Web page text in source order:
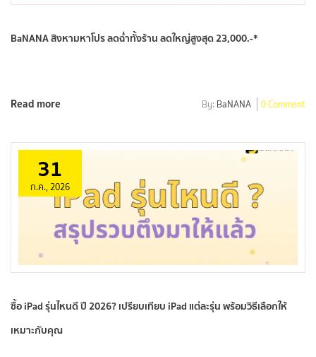
BaNANA สิงหามหาโปร ลดฉ่ำทั้งร้าน ลดใหญ่สูงสุด 23,000.-*
Read more By: BaNANA 0 Comment
31
ก.ค., 2026
ซื้อ iPad รุ่นไหนดี ปี 2026? เปรียบเทียบ iPad แต่ละรุ่น พร้อมวิธีเลือกให้
เหมาะกับคุณ